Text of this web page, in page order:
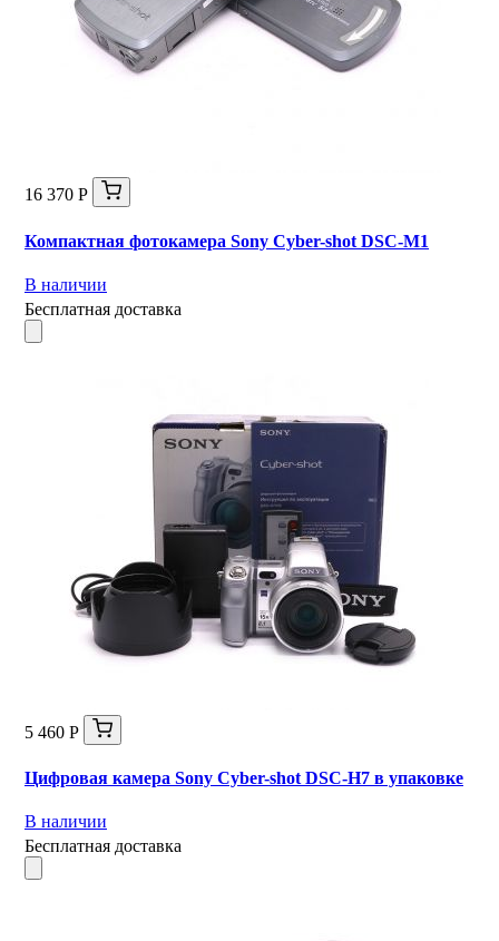
16 370 Р
Компактная фотокамера Sony Cyber-shot DSC-M1
В наличии
Бесплатная доставка
5 460 Р
Цифровая камера Sony Cyber-shot DSC-H7 в упаковке
В наличии
Бесплатная доставка